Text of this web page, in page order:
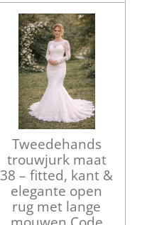
Tweedehands
trouwjurk maat
38 – fitted, kant &
elegante open
rug met lange